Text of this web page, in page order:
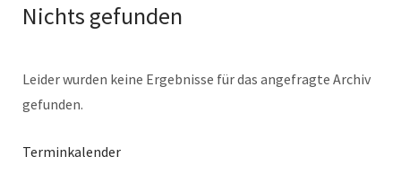
Nichts gefunden
Leider wurden keine Ergebnisse für das angefragte Archiv
gefunden.
Terminkalender